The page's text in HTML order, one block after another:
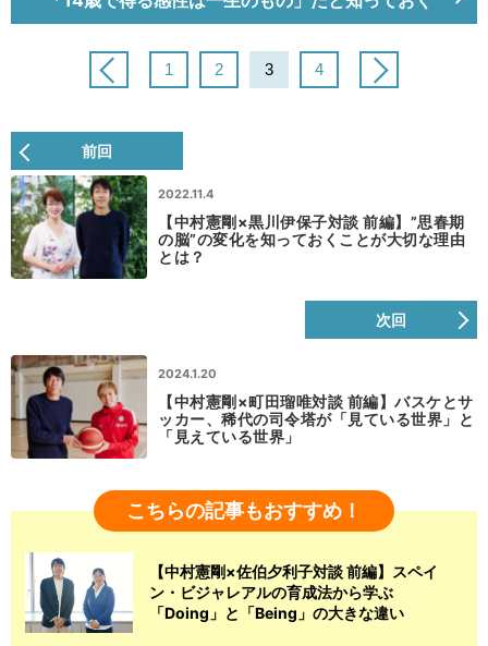
1 2 3 4
前回
2022.11.4
【中村憲剛×黒川伊保子対談 前編】”思春期
の脳”の変化を知っておくことが大切な理由
とは？
次回
2024.1.20
【中村憲剛×町田瑠唯対談 前編】バスケとサ
ッカー、稀代の司令塔が「見ている世界」と
「見えている世界」
こちらの記事もおすすめ！
【中村憲剛×佐伯夕利子対談 前編】スペイ
ン・ビジャレアルの育成法から学ぶ
「Doing」と「Being」の大きな違い